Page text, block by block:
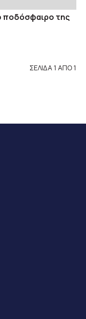
ποδόσφαιρο της
ΣΕΛΙΔΑ 1 ΑΠΟ 1